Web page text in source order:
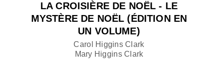
LA CROISIÈRE DE NOËL - LE
MYSTÈRE DE NOËL (ÉDITION EN
UN VOLUME)
Carol Higgins Clark
Mary Higgins Clark